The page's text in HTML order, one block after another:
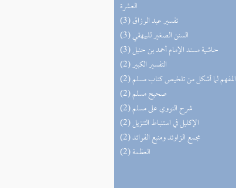
العشرة
(3) تفسير عبد الرزاق
(3) السنن الصغير للبيهقي
(3) حاشية مسند الإمام أحمد بن حنبل
(2) التفسير الكبير
(2) المفهم لما أشكل من تلخيص كتاب مسلم
(2) صحيح مسلم
(2) شرح النووي على مسلم
(2) الإكليل في استنباط التنزيل
(2) مجمع الزاوئد ومنبع الفوائد
(2) العظمة